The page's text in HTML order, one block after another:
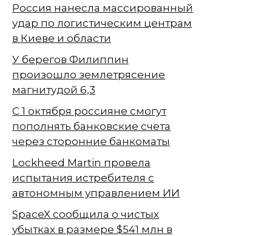
Россия нанесла массированный
удар по логистическим центрам
в Киеве и области
У берегов Филиппин
произошло землетрясение
магнитудой 6,3
С 1 октября россияне смогут
пополнять банковские счета
через сторонние банкоматы
Lockheed Martin провела
испытания истребителя с
автономным управлением ИИ
SpaceX сообщила о чистых
убытках в размере $541 млн в